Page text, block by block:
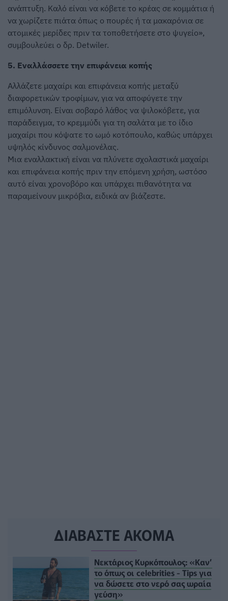
ανάπτυξη. Καλό είναι να κόβετε το κρέας σε κομμάτια ή
να χωρίζετε πιάτα όπως ο πουρές ή τα μακαρόνια σε
ατομικές μερίδες πριν τα τοποθετήσετε στο ψυγείο»,
συμβουλεύει ο δρ. Detwiler.
5. Εναλλάσσετε την επιφάνεια κοπής
Αλλάζετε μαχαίρι και επιφάνεια κοπής μεταξύ
διαφορετικών τροφίμων, για να αποφύγετε την
επιμόλυνση. Είναι σοβαρό λάθος να ψιλοκόβετε, για
παράδειγμα, το κρεμμύδι για τη σαλάτα με το ίδιο
μαχαίρι που κόψατε το ωμό κοτόπουλο, καθώς υπάρχει
υψηλός κίνδυνος σαλμονέλας.
Μια εναλλακτική είναι να πλύνετε σχολαστικά μαχαίρι
και επιφάνεια κοπής πριν την επόμενη χρήση, ωστόσο
αυτό είναι χρονοβόρο και υπάρχει πιθανότητα να
παραμείνουν μικρόβια, ειδικά αν βιάζεστε.
ΔΙΑΒΑΣΤΕ ΑΚΟΜΑ
Νεκτάριος Κυρκόπουλος: «Καν’
το όπως οι celebrities - Tips για
να δώσετε στο νερό σας ωραία
γεύση»